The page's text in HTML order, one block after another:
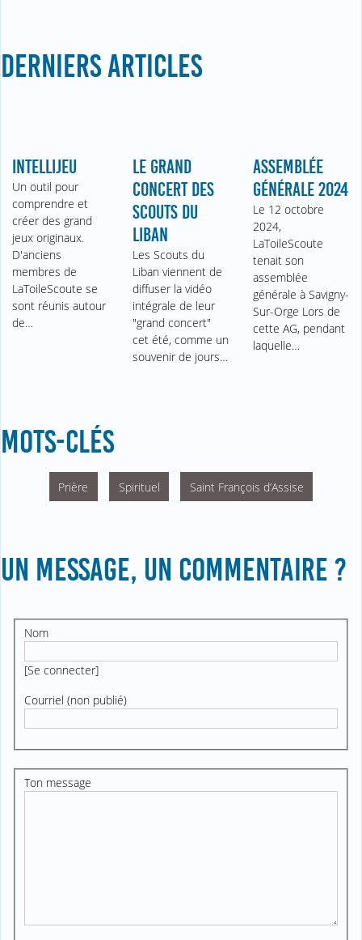
DERNIERS ARTICLES
INTELLIJEU
Un outil pour
comprendre et
créer des grand
jeux originaux.
D'anciens
membres de
LaToileScoute se
sont réunis autour
de…
LE GRAND
CONCERT DES
SCOUTS DU
LIBAN
Les Scouts du
Liban viennent de
diffuser la vidéo
intégrale de leur
"grand concert"
cet été, comme un
souvenir de jours…
ASSEMBLÉE
GÉNÉRALE 2024
Le 12 octobre
2024,
LaToileScoute
tenait son
assemblée
générale à Savigny-
Sur-Orge Lors de
cette AG, pendant
laquelle…
MOTS-CLÉS
Prière Spirituel Saint François d’Assise
UN MESSAGE, UN COMMENTAIRE ?
Nom
[Se connecter]
Courriel (non publié)
Ton message